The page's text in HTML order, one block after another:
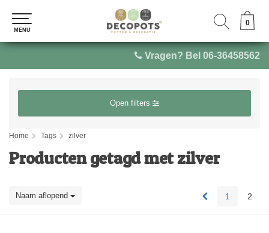
Vragen? Bel 06-36458562
0
MENU
0
MENU
Open filters
Home Tags zilver
Producten getagd met zilver
Naam aflopend 1 2